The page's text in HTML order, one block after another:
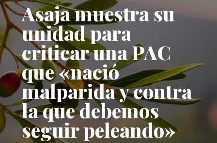
Asaja muestra su
unidad para
criticar una PAC
que «nació
malparida y contra
la que debemos
seguir peleando»